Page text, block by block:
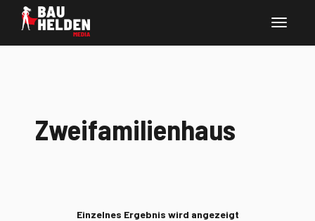
Zweifamilienhaus
Einzelnes Ergebnis wird angezeigt